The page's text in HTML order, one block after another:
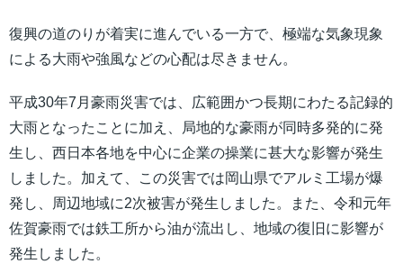
復興の道のりが着実に進んでいる一方で、極端な気象現象
による大雨や強風などの心配は尽きません。
平成30年7月豪雨災害では、広範囲かつ長期にわたる記録的
大雨となったことに加え、局地的な豪雨が同時多発的に発
生し、西日本各地を中心に企業の操業に甚大な影響が発生
しました。加えて、この災害では岡山県でアルミ工場が爆
発し、周辺地域に2次被害が発生しました。また、令和元年
佐賀豪雨では鉄工所から油が流出し、地域の復旧に影響が
発生しました。